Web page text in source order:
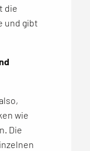
die
und gibt
wie
Die